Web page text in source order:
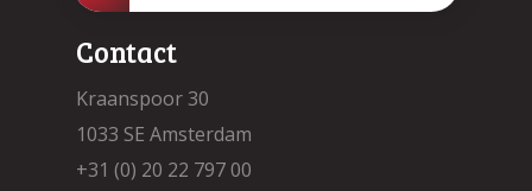
Contact
Kraanspoor 30
1033 SE Amsterdam
+31 (0) 20 22 797 00